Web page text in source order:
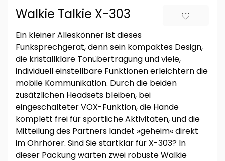
Walkie Talkie X-303
Ein kleiner Alleskönner ist dieses
Funksprechgerät, denn sein kompaktes Design,
die kristallklare Tonübertragung und viele,
individuell einstellbare Funktionen erleichtern die
mobile Kommunikation. Durch die beiden
zusätzlichen Headsets bleiben, bei
eingeschalteter VOX-Funktion, die Hände
komplett frei für sportliche Aktivitäten, und die
Mitteilung des Partners landet »geheim« direkt
im Ohrhörer. Sind Sie startklar für X-303? In
dieser Packung warten zwei robuste Walkie